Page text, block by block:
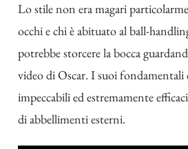
Lo stile non era magari
occhi e chi è abituato al ball-
potrebbe storcere la bocca
video di Oscar. I suoi fondamentali
impeccabili ed estremamente
di abbellimenti esterni.